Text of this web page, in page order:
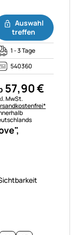
Auswahl
treffen
1 - 3 Tage
540360
57,90€
MwSt.